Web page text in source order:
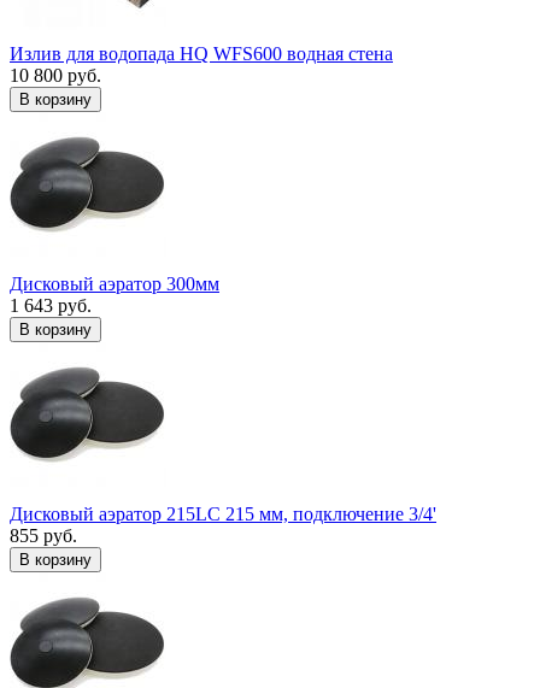
Излив для водопада HQ WFS600 водная стена
10 800 руб.
В корзину
Дисковый аэратор 300мм
1 643 руб.
В корзину
Дисковый аэратор 215LC 215 мм, подключение 3/4'
855 руб.
В корзину